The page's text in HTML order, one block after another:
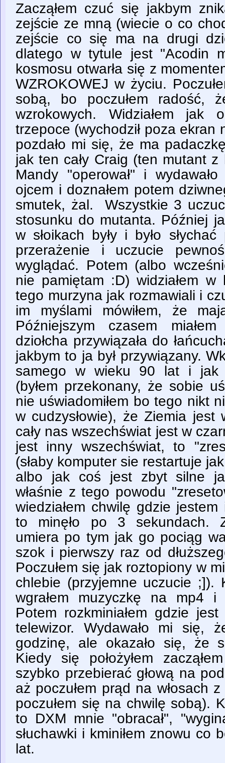
Zacząłem czuć się jakbym
zejście ze mną (wiecie o co
zejście co się ma na drugi
dlatego w tytule jest "Acodin
kosmosu otwarła się z
WZROKOWEJ w życiu.
sobą, bo poczułem radość,
wzrokowych. Widziałem
trzepoce (wychodził poza ekran
pozdało mi się, że ma
jak ten cały Craig (ten mutant z
Mandy "operował" i
ojcem i doznałem potem
smutek, żal. Wszystkie 3
stosunku do mutanta. Później
w słoikach były i było
przerażenie i uczucie
wyglądać. Potem (albo
nie pamiętam :D) widziałem
tego murzyna jak rozmawiali i
im myślami mówiłem, że
Późniejszym czasem
dziołcha przywiązała do
jakbym to ja był przywiązany.
samego w wieku 90 lat i jak
(byłem przekonany, że sobie
nie uświadomiłem bo tego nikt
w cudzysłowie), że Ziemia
cały nas wszechświat jest w
jest inny wszechświat, to
(słaby komputer sie restartuje
albo jak coś jest zbyt silne
właśnie z tego powodu
wiedziałem chwilę gdzie
to minęło po 3 sekundach.
umiera po tym jak go pociąg
szok i pierwszy raz od
Poczułem się jak roztopiony w
chlebie (przyjemne uczucie ;]).
wgrałem muzyczkę na mp4 i
Potem rozkminiałem gdzie
telewizor. Wydawało mi się,
godzinę, ale okazało się, że
Kiedy się położyłem
szybko przebierać głową na
aż poczułem prąd na włosach
poczułem się na chwilę sobą).
to DXM mnie "obracał",
słuchawki i kminiłem znowu co
lat.